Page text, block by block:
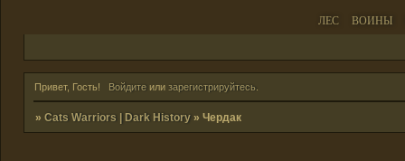
ЛЕС ВОИНЫ
Привет, Гость! Войдитеили зарегистрируйтесь
»Cats Warriors | Dark History »Чердак